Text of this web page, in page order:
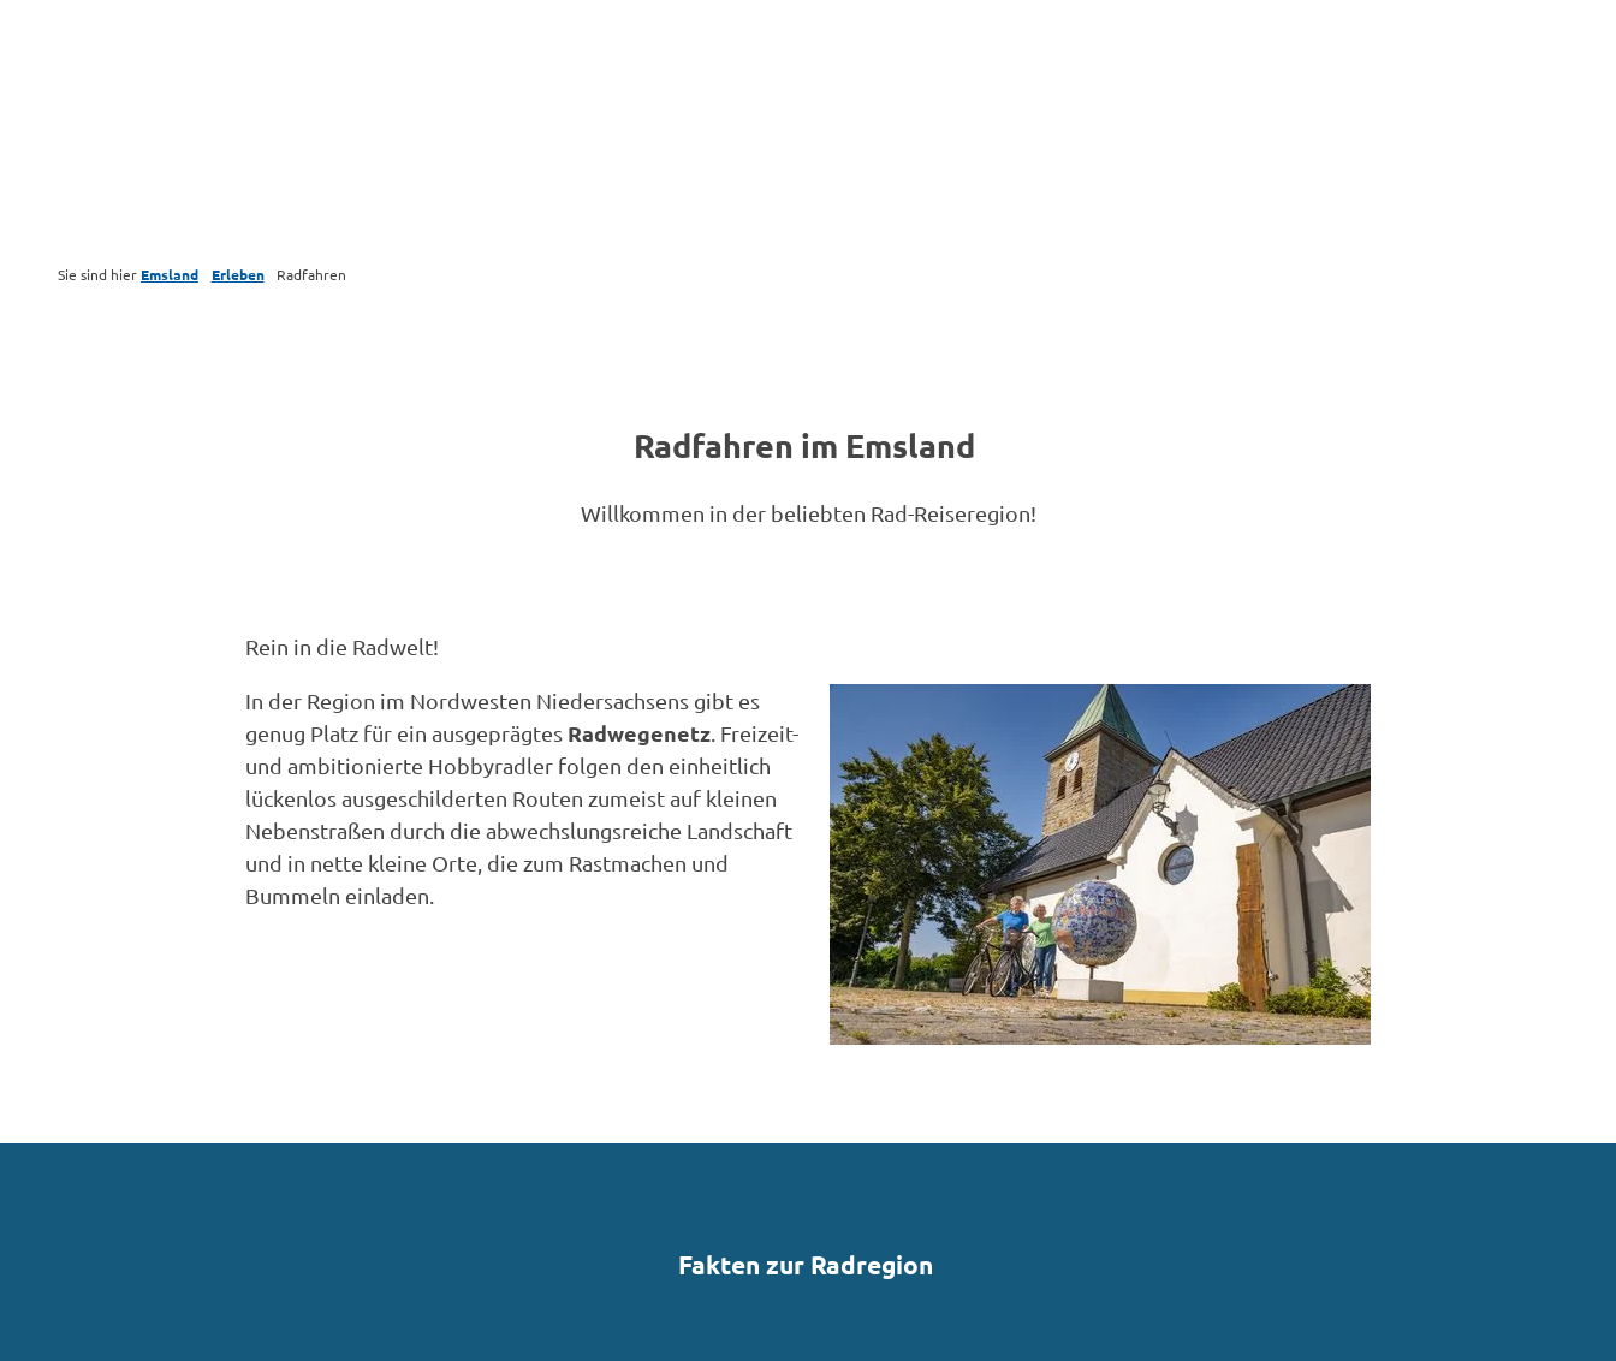
Sie sind hier Emsland Erleben Radfahren
Radfahren im Emsland
Willkommen in der beliebten Rad-Reiseregion!
Rein in die Radwelt!
In der Region im Nordwesten Niedersachsens gibt es
genug Platz für ein ausgeprägtes Radwegenetz . Freizeit-
und ambitionierte Hobbyradler folgen den einheitlich
lückenlos ausgeschilderten Routen zumeist auf kleinen
Nebenstraßen durch die abwechslungsreiche Landschaft
und in nette kleine Orte, die zum Rastmachen und
Bummeln einladen.
Fakten zur Radregion